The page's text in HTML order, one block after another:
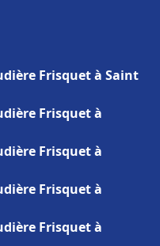
Frisquet à Saint
Frisquet à
Frisquet à
Frisquet à
Frisquet à